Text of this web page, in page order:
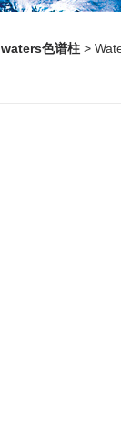
waters色谱柱 >